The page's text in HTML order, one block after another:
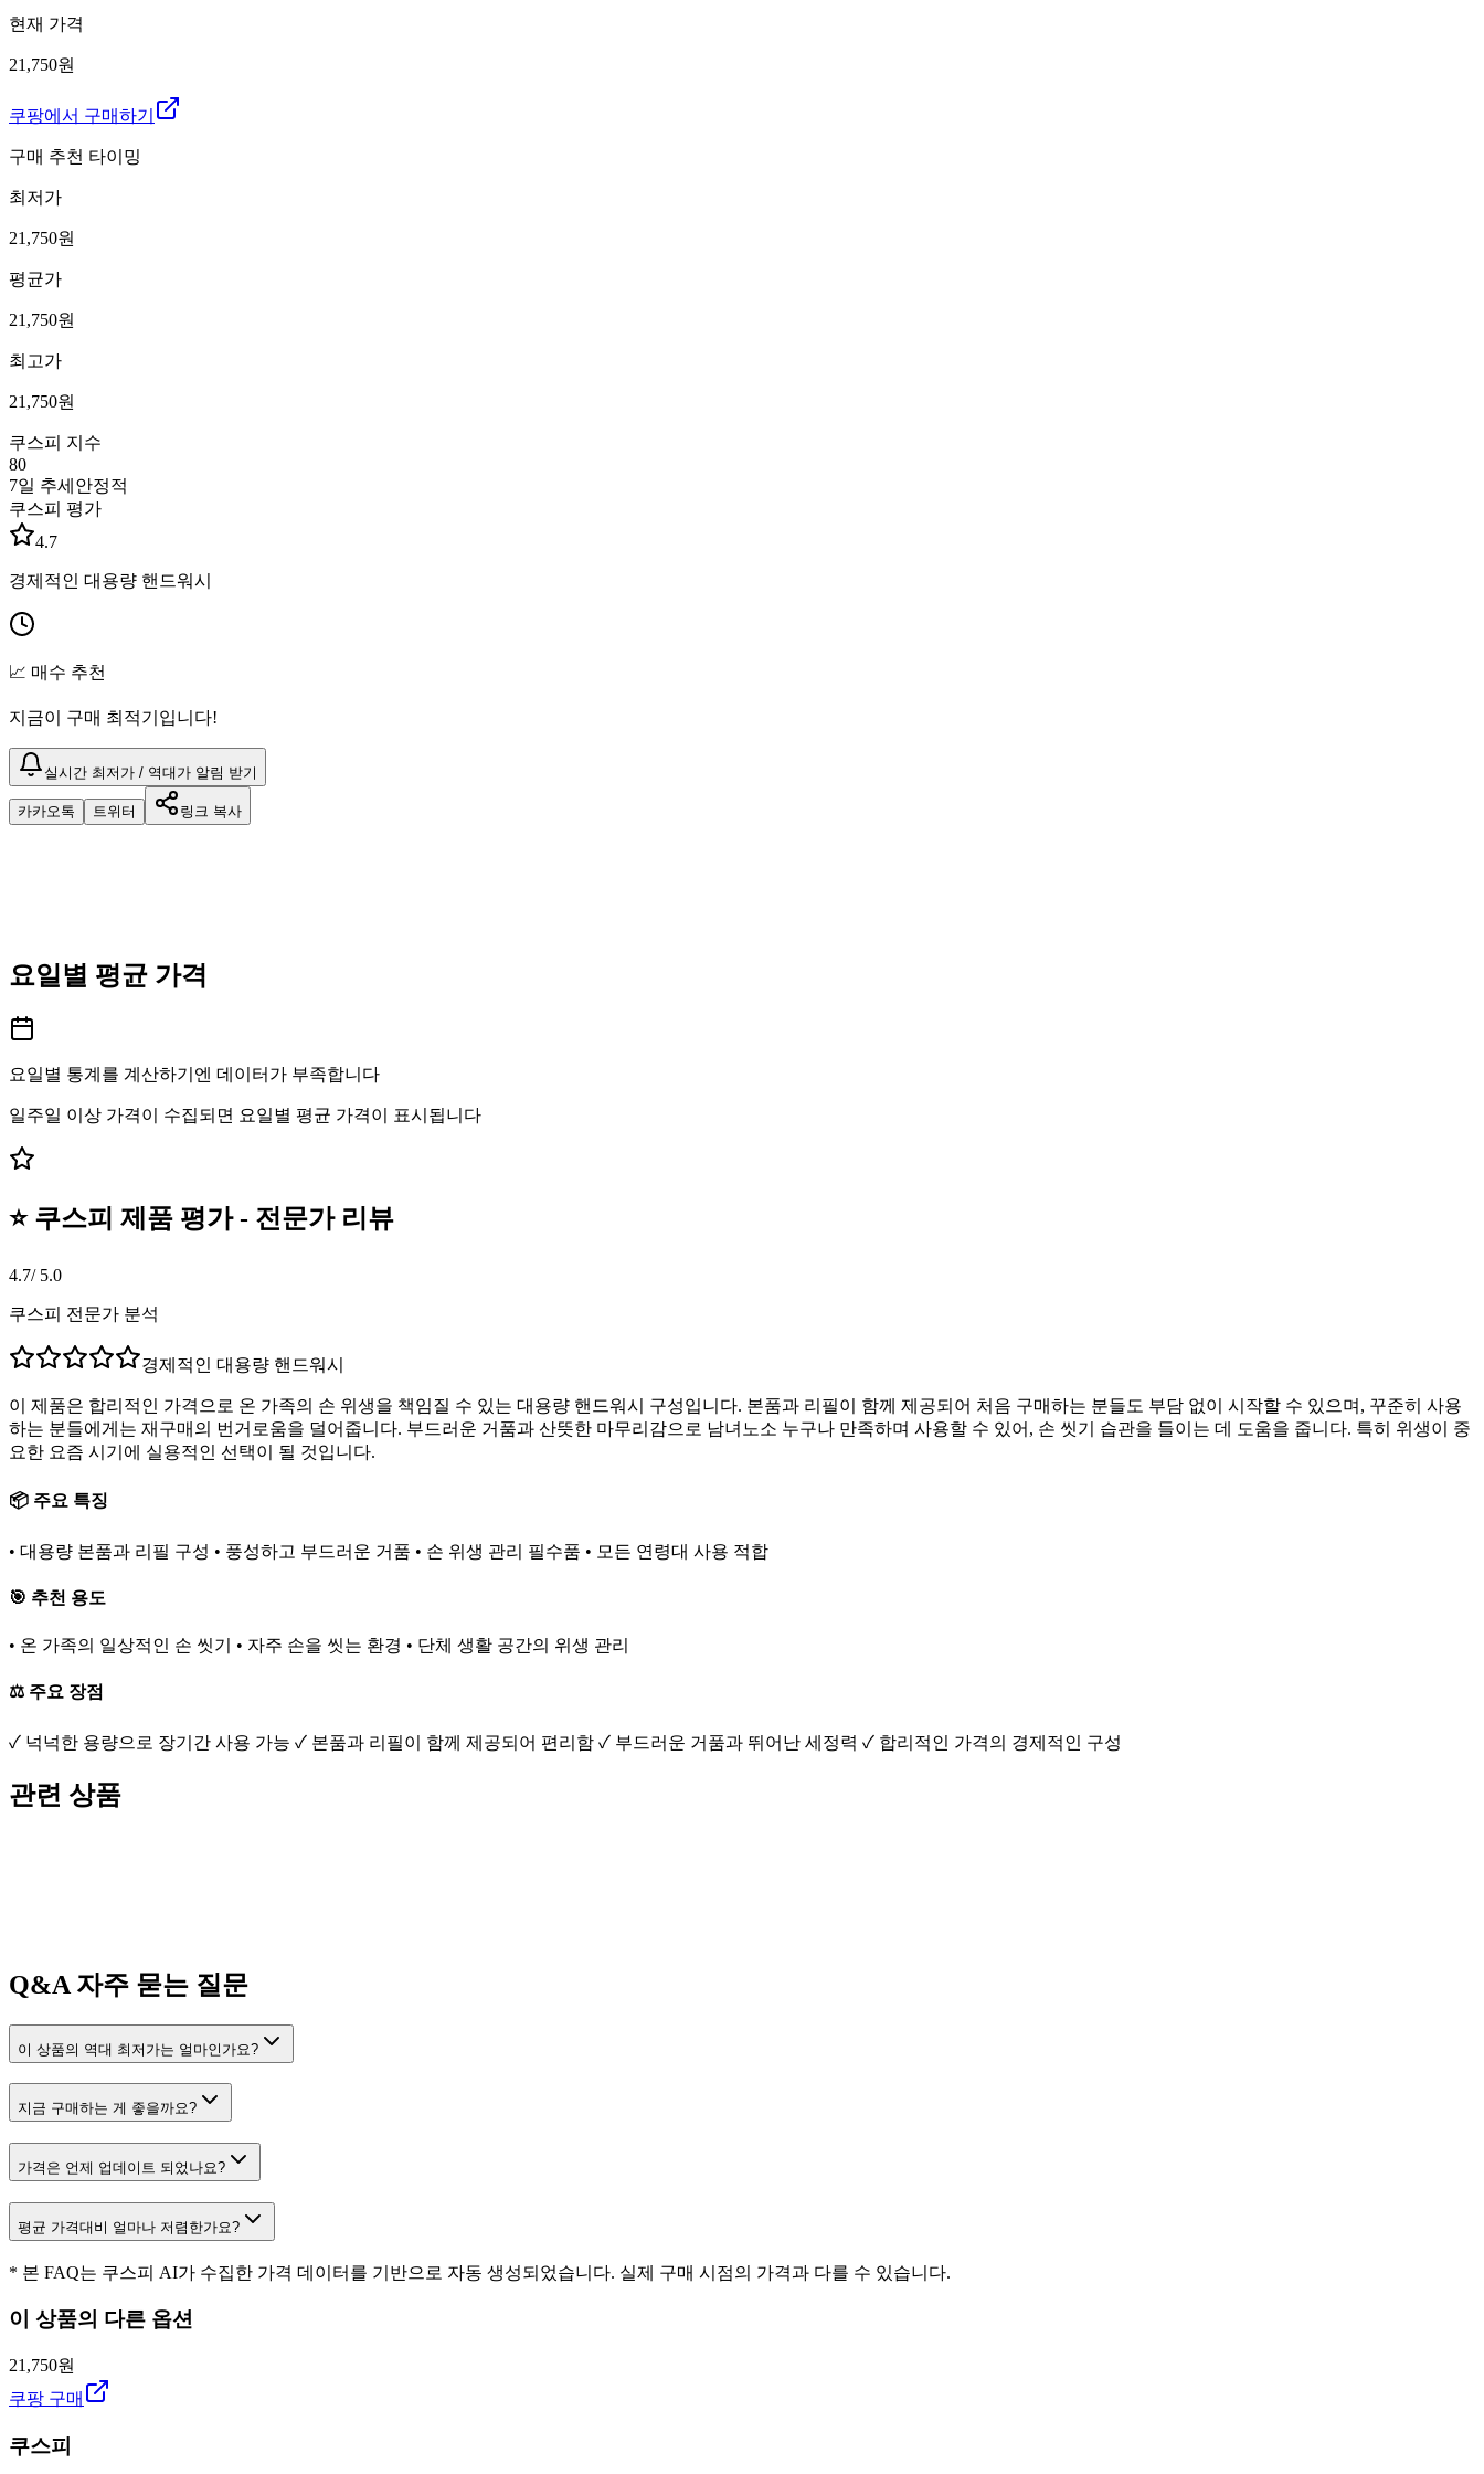
현재 가격
21,750원
쿠팡에서 구매하기
구매 추천 타이밍
최저가
21,750원
평균가
21,750원
최고가
21,750원
쿠스피 지수
80
7일 추세 안정적
쿠스피 평가
4.7
경제적인 대용량 핸드워시
📈 매수 추천
지금이 구매 최적기입니다!
실시간 최저가 / 역대가 알림 받기
카카오톡 트위터 링크 복사
요일별 평균 가격
요일별 통계를 계산하기엔 데이터가 부족합니다
일주일 이상 가격이 수집되면 요일별 평균 가격이 표시됩니다
⭐ 쿠스피 제품 평가 - 전문가 리뷰
4.7/ 5.0
쿠스피 전문가 분석
경제적인 대용량 핸드워시
이 제품은 합리적인 가격으로 온 가족의 손 위생을 책임질 수 있는 대용량 핸드워시 구성입니다. 본품과 리필이 함께 제공되어 처음 구매하는 분들도 부담 없이 시작할 수 있으며, 꾸준히 사용
하는 분들에게는 재구매의 번거로움을 덜어줍니다. 부드러운 거품과 산뜻한 마무리감으로 남녀노소 누구나 만족하며 사용할 수 있어, 손 씻기 습관을 들이는 데 도움을 줍니다. 특히 위생이 중
요한 요즘 시기에 실용적인 선택이 될 것입니다.
📦 주요 특징
• 대용량 본품과 리필 구성 • 풍성하고 부드러운 거품 • 손 위생 관리 필수품 • 모든 연령대 사용 적합
🎯 추천 용도
• 온 가족의 일상적인 손 씻기 • 자주 손을 씻는 환경 • 단체 생활 공간의 위생 관리
⚖️ 주요 장점
✓ 넉넉한 용량으로 장기간 사용 가능 ✓ 본품과 리필이 함께 제공되어 편리함 ✓ 부드러운 거품과 뛰어난 세정력 ✓ 합리적인 가격의 경제적인 구성
관련 상품
Q&A 자주 묻는 질문
이 상품의 역대 최저가는 얼마인가요?
지금 구매하는 게 좋을까요?
가격은 언제 업데이트 되었나요?
평균 가격대비 얼마나 저렴한가요?
* 본 FAQ는 쿠스피 AI가 수집한 가격 데이터를 기반으로 자동 생성되었습니다. 실제 구매 시점의 가격과 다를 수 있습니다.
이 상품의 다른 옵션
21,750원
쿠팡 구매
쿠스피